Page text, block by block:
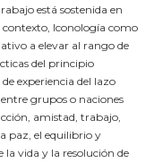
está sostenida en
Iconología como
a elevar al rango de
del principio
experiencia del lazo
grupos o naciones
amistad, trabajo,
paz, el equilibrio y
la vida y la resolución de